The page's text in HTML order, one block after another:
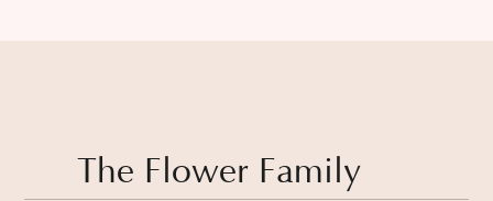
The Flower Family